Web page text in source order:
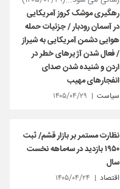
رهگیری موشک کروز آمریکایی
در آسمان رودبار / جزئیات حمله
هوایی دشمن آمریکایی به شیراز
/ فعال شدن آژیرهای خطر در
اردن و شنیده شدن صدای
انفجارهای مهیب
سیاست ۱۴۰۵/۰۴/۲۹
نظارت مستمر بر بازار قشم/ ثبت
۱۹۵۰ بازدید در سه‌ماهه نخست
سال
اقتصاد ۱۴۰۵/۰۴/۲۴